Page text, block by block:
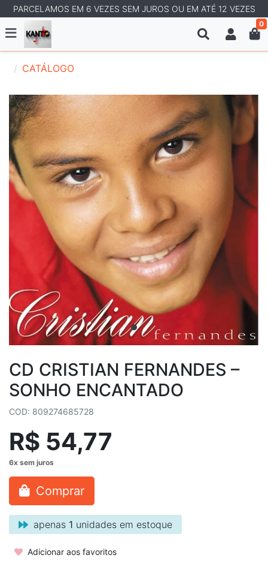
PARCELAMOS EM 6 VEZES SEM JUROS OU EM ATÉ 12 VEZES
0
CATÁLOGO
CD CRISTIAN FERNANDES ‎–
SONHO ENCANTADO
COD: 809274685728
R$ 54,77
Comprar
apenas 1 unidades em estoque
Adicionar aos favoritos